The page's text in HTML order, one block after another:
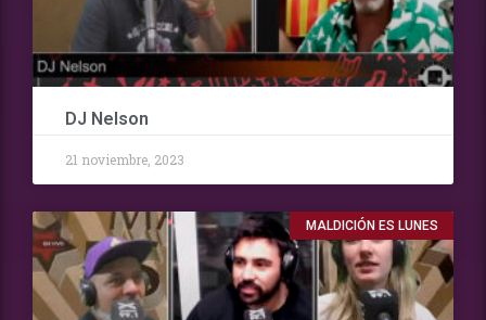
DJ Nelson
21 noviembre, 2023
MALDICIÓN ES LUNES